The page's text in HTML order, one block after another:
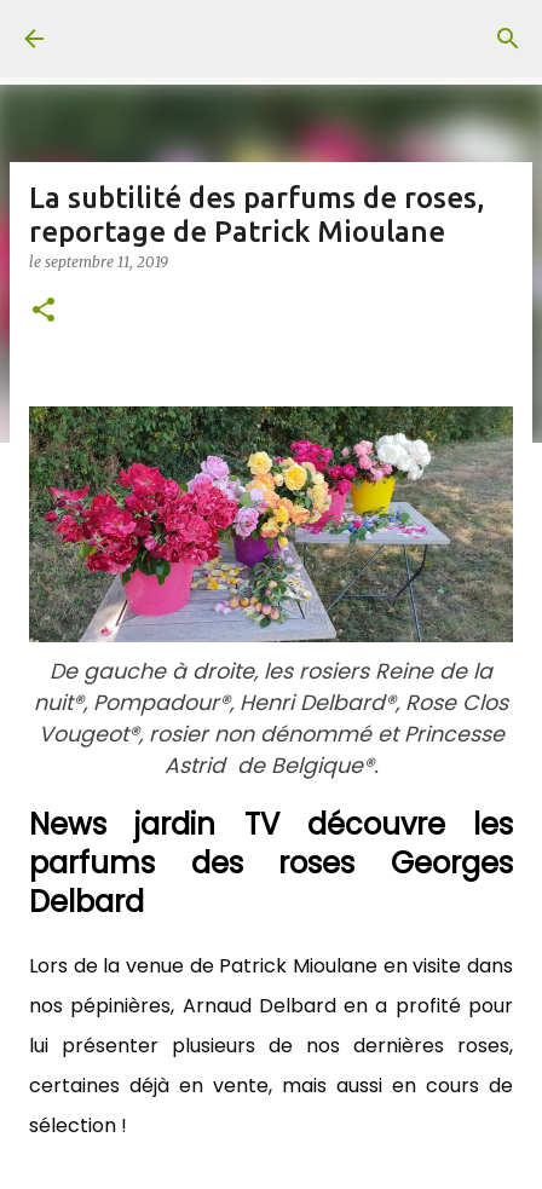
La subtilité des parfums de roses,
reportage de Patrick Mioulane
le septembre 11, 2019
De gauche à droite, les rosiers Reine de la
nuit®, Pompadour®, Henri Delbard®, Rose Clos
Vougeot®, rosier non dénommé et Princesse
Astrid de Belgique®.
News jardin TV découvre les
parfums des roses Georges
Delbard
Lors de la venue de Patrick Mioulane en visite dans
nos pépinières, Arnaud Delbard en a profité pour
lui présenter plusieurs de nos dernières roses,
certaines déjà en vente, mais aussi en cours de
sélection !